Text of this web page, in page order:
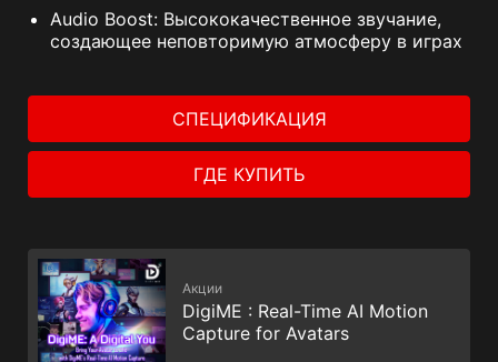
Audio Boost: Высококачественное звучание,
создающее неповторимую атмосферу в играх
СПЕЦИФИКАЦИЯ
ГДЕ КУПИТЬ
Акции
DigiME : Real-Time AI Motion
Capture for Avatars